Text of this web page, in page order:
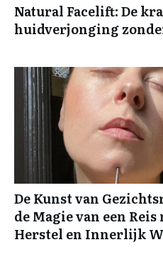
Natural Facelift: De
huidverjonging
De Kunst van
de Magie van een
Herstel en Innerlijk